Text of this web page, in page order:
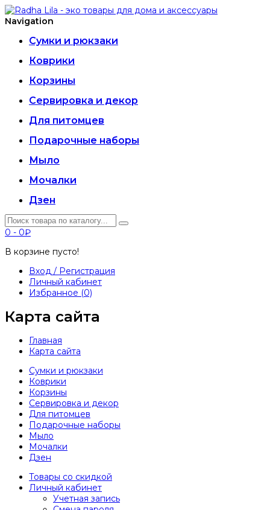
Navigation
Сумки и рюкзаки
Коврики
Корзины
Сервировка и декор
Для питомцев
Подарочные наборы
Мыло
Мочалки
Дзен
0 - 0₽
В корзине пусто!
Вход / Регистрация
Личный кабинет
Избранное (0)
Карта сайта
Главная
Карта сайта
Сумки и рюкзаки
Коврики
Корзины
Сервировка и декор
Для питомцев
Подарочные наборы
Мыло
Мочалки
Дзен
Товары со скидкой
Личный кабинет
Учетная запись